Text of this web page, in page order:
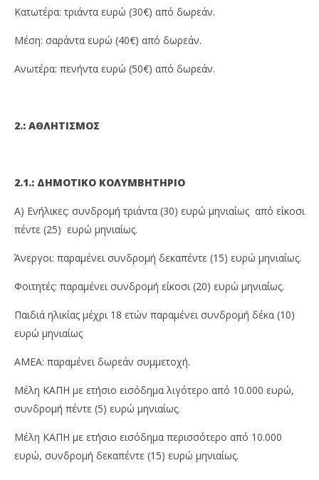
Κατωτέρα: τριάντα ευρώ (30€) από δωρεάν.
Μέση: σαράντα ευρώ (40€) από δωρεάν.
Ανωτέρα: πενήντα ευρώ (50€) από δωρεάν.
2.: ΑΘΛΗΤΙΣΜΟΣ
2.1.: ΔΗΜΟΤΙΚΟ ΚΟΛΥΜΒΗΤΗΡΙΟ
Α) Ενήλικες: συνδρομή τριάντα (30) ευρώ μηνιαίως από είκοσι
πέντε (25) ευρώ μηνιαίως.
Άνεργοι: παραμένει συνδρομή δεκαπέντε (15) ευρώ μηνιαίως.
Φοιτητές: παραμένει συνδρομή είκοσι (20) ευρώ μηνιαίως.
Παιδιά ηλικίας μέχρι 18 ετών παραμένει συνδρομή δέκα (10)
ευρώ μηνιαίως
ΑΜΕΑ: παραμένει δωρεάν συμμετοχή.
Μέλη ΚΑΠΗ με ετήσιο εισόδημα λιγότερο από 10.000 ευρώ,
συνδρομή πέντε (5) ευρώ μηνιαίως.
Μέλη ΚΑΠΗ με ετήσιο εισόδημα περισσότερο από 10.000
ευρώ, συνδρομή δεκαπέντε (15) ευρώ μηνιαίως.